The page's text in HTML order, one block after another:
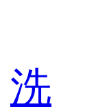
洗